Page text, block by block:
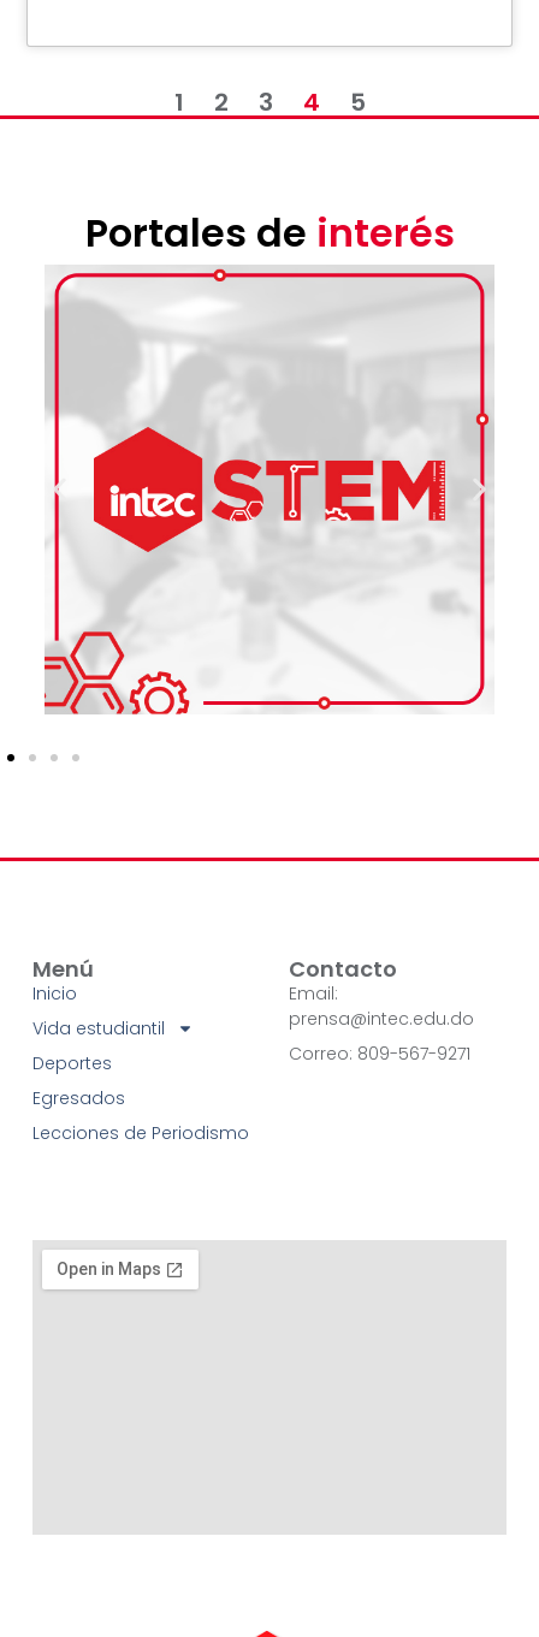
1 2 3 4 5
Portales de interés
Menú
Inicio
Vida estudiantil
Deportes
Egresados
Lecciones de Periodismo
Contacto
Email:
prensa@intec.edu.do
Correo: 809-567-9271